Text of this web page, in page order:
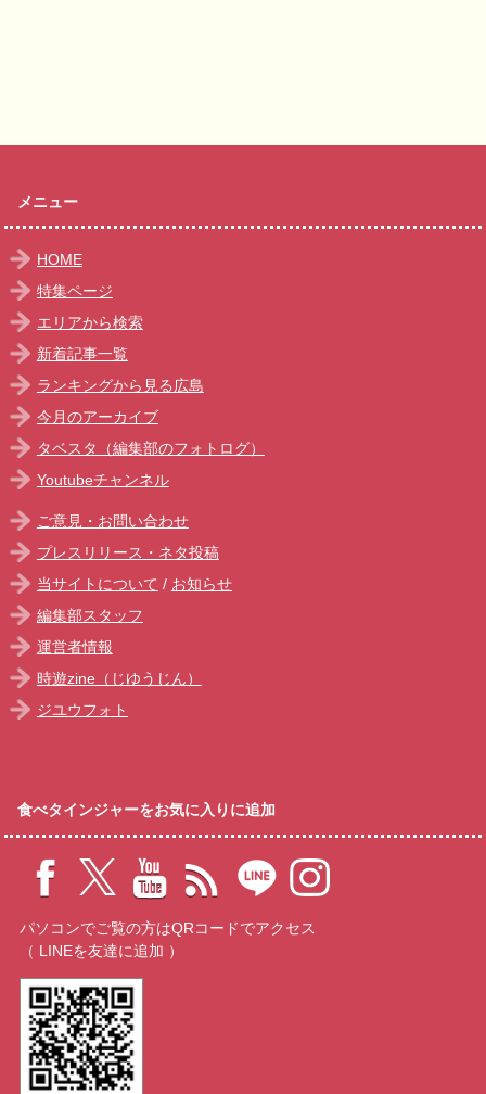
メニュー
HOME
特集ページ
エリアから検索
新着記事一覧
ランキングから見る広島
今月のアーカイブ
タベスタ（編集部のフォトログ）
Youtubeチャンネル
ご意見・お問い合わせ
プレスリリース・ネタ投稿
当サイトについて / お知らせ
編集部スタッフ
運営者情報
時遊zine（じゆうじん）
ジユウフォト
食べタインジャーをお気に入りに追加
パソコンでご覧の方はQRコードでアクセス
（ LINEを友達に追加 ）